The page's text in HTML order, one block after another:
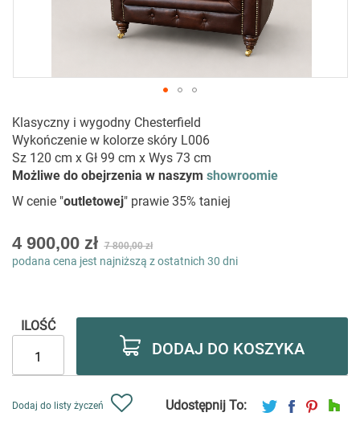
na
początek
galerii
Klasyczny i wygodny Chesterfield
Wykończenie w kolorze skóry L006
Sz 120 cm x Gł 99 cm x Wys 73 cm
Możliwe do obejrzenia w naszym showroomie
W cenie "outletowej" prawie 35% taniej
Special
Price
4 900,00 zł 7 800,00 zł
podana cena jest najniższą z ostatnich 30 dni
ILOŚĆ
DODAJ DO KOSZYKA
Dodaj do listy życzeń Udostępnij To: